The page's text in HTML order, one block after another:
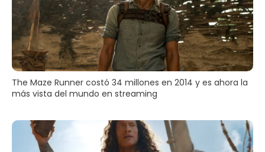
The Maze Runner costó 34 millones en 2014 y es ahora la
más vista del mundo en streaming